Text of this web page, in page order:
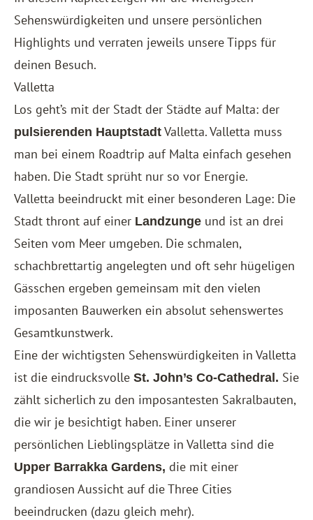
Sehenswürdigkeiten und unsere persönlichen
Highlights und verraten jeweils unsere Tipps für
deinen Besuch.
Valletta
Los geht’s mit der Stadt der Städte auf Malta: der
pulsierenden Hauptstadt Valletta. Valletta muss
man bei einem Roadtrip auf Malta einfach gesehen
haben. Die Stadt sprüht nur so vor Energie.
Valletta beeindruckt mit einer besonderen Lage: Die
Stadt thront auf einer Landzunge und ist an drei
Seiten vom Meer umgeben. Die schmalen,
schachbrettartig angelegten und oft sehr hügeligen
Gässchen ergeben gemeinsam mit den vielen
imposanten Bauwerken ein absolut sehenswertes
Gesamtkunstwerk.
Eine der wichtigsten Sehenswürdigkeiten in Valletta
ist die eindrucksvolle St. John’s Co-Cathedral. Sie
zählt sicherlich zu den imposantesten Sakralbauten,
die wir je besichtigt haben. Einer unserer
persönlichen Lieblingsplätze in Valletta sind die
Upper Barrakka Gardens, die mit einer
grandiosen Aussicht auf die Three Cities
beeindrucken (dazu gleich mehr).